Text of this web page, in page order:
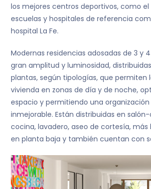
los mejores centros deportivos, como el
escuelas y hospitales de referencia
hospital La Fe.
Modernas residencias adosadas de 3 y
gran amplitud y luminosidad,
plantas, según tipologías, que permiten
vivienda en zonas de día y de noche,
espacio y permitiendo una
inmejorable. Están distribuidas en
cocina, lavadero, aseo de cortesía, más
en planta baja y también cuentan con